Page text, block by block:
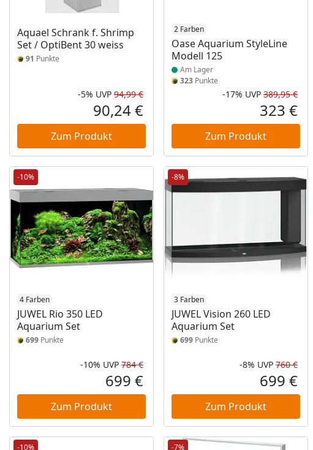
in ProzentPreis
Preis
Aquael Schrank f. Shrimp
Set / OptiBent 30 weiss
91 Punkte
Rabatt in Prozent
-5%
Ursprünglicher Preis
UVP 94,99 €
Aktueller Preis
90,24 €
Zum Produkt
2 Farben
Oase Aquarium StyleLine
Modell 125
Produkt am Lager
Am Lager
323 Punkte
-17% UVP 389,95 €
323 €
Zum Produkt
in ProzentPreis
Preis
-10%
4 Farben
JUWEL Rio 350 LED
Aquarium Set
699 Punkte
Rabatt in Prozent
-10%
Ursprünglicher Preis
UVP 784 €
Aktueller Preis
699 €
Zum Produkt
-8%
3 Farben
JUWEL Vision 260 LED
Aquarium Set
699 Punkte
-8% UVP 760 €
699 €
Zum Produkt
-10% -7%